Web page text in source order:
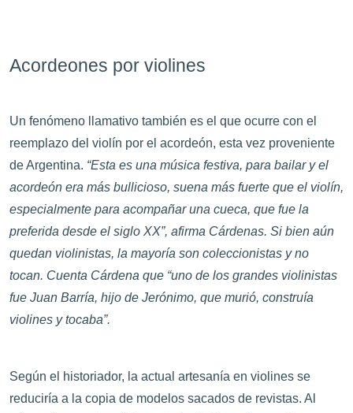
Acordeones por violines
Un fenómeno llamativo también es el que ocurre con el
reemplazo del violín por el acordeón, esta vez proveniente
de Argentina. “Esta es una música festiva, para bailar y el
acordeón era más bullicioso, suena más fuerte que el violín,
especialmente para acompañar una cueca, que fue la
preferida desde el siglo XX”, afirma Cárdenas. Si bien aún
quedan violinistas, la mayoría son coleccionistas y no
tocan. Cuenta Cárdena que “uno de los grandes violinistas
fue Juan Barría, hijo de Jerónimo, que murió, construía
violines y tocaba”.
Según el historiador, la actual artesanía en violines se
reduciría a la copia de modelos sacados de revistas. Al